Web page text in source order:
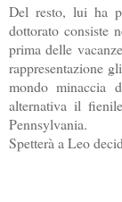
Del resto, lui ha
dottorato consiste
prima delle
rappresentazione
mondo minaccia
alternativa il
Pennsylvania.
Spetterà a Leo